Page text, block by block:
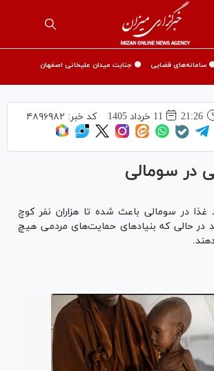
سامانه‌های قضایی 🟡 جنایت میدان علیخانی اصفهان
21:26 11 خرداد 1405 کد خبر: ۴۸۹۶۹۸۲
در سومالی
در سومالی باعث شده تا هزاران نفر کوچ
در حالی که بنیاد‌های حمایت‌های مردمی هیچ